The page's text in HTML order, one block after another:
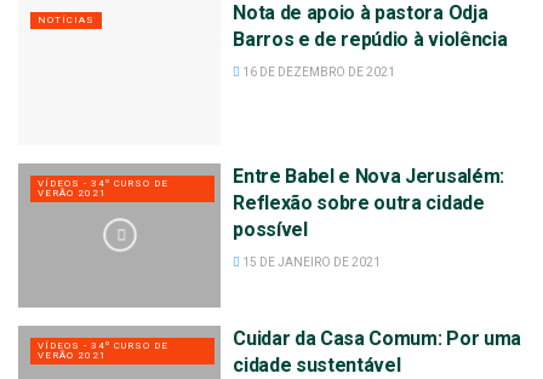
NOTÍCIAS
Nota de apoio à pastora Odja
Barros e de repúdio à violência
16 DE DEZEMBRO DE 2021
VÍDEOS - 34º CURSO DE
VERÃO 2021
Entre Babel e Nova Jerusalém:
Reflexão sobre outra cidade
possível
15 DE JANEIRO DE 2021
VÍDEOS - 34º CURSO DE
VERÃO 2021
Cuidar da Casa Comum: Por uma
cidade sustentável